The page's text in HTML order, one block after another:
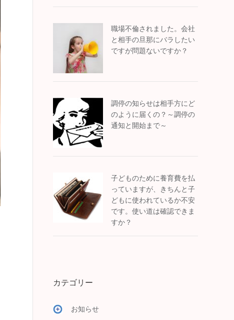
職場不倫されました。会社
と相手の旦那にバラしたい
ですが問題ないですか？
調停の知らせは相手方にど
のように届くの？～調停の
通知と開始まで～
子どものために養育費を払
っていますが、きちんと子
どもに使われているか不安
です。使い道は確認できま
すか？
カテゴリー
お知らせ